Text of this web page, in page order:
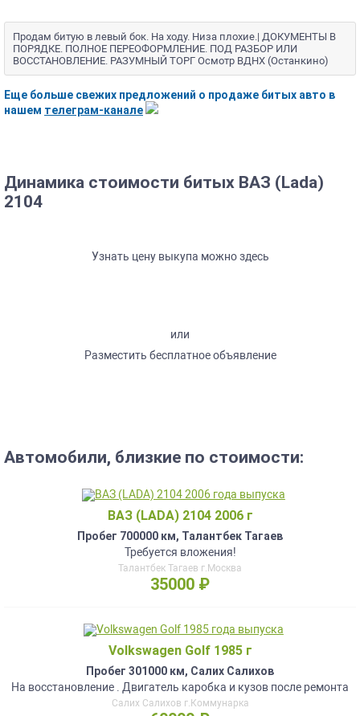
Продам битую в левый бок. На ходу. Низа плохие.| ДОКУМЕНТЫ В
ПОРЯДКЕ. ПОЛНОЕ ПЕРЕОФОРМЛЕНИЕ. ПОД РАЗБОР ИЛИ
ВОССТАНОВЛЕНИЕ. РАЗУМНЫЙ ТОРГ Осмотр ВДНХ (Останкино)
Еще больше свежих предложений о продаже битых авто в
нашем телеграм-канале
Динамика стоимости битых ВАЗ (Lada)
2104
Узнать цену выкупа можно здесь
или
Разместить бесплатное объявление
Автомобили, близкие по стоимости:
ВАЗ (LADA) 2104 2006 г
Пробег 700000 км, Талантбек Тагаев
Требуется вложения!
Талантбек Тагаев г.Москва
35000 ₽
Volkswagen Golf 1985 г
Пробег 301000 км, Салих Салихов
На восстановление . Двигатель каробка и кузов после ремонта
Салих Салихов г.Коммунарка